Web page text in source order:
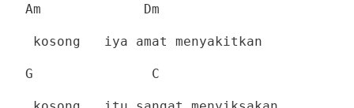
Am Dm
kosong iya amat menyakitkan
G C